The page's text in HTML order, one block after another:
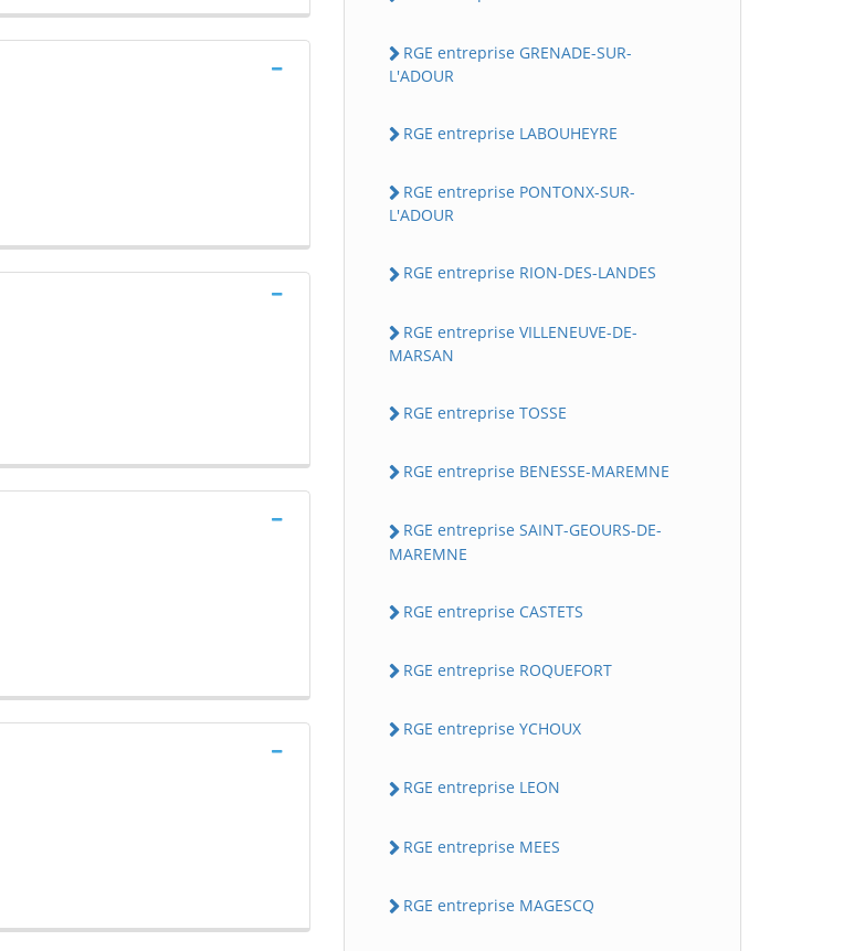
RGE entreprise GRENADE-SUR-
L'ADOUR
RGE entreprise LABOUHEYRE
RGE entreprise PONTONX-SUR-
L'ADOUR
RGE entreprise RION-DES-LANDES
RGE entreprise VILLENEUVE-DE-
MARSAN
RGE entreprise TOSSE
RGE entreprise BENESSE-MAREMNE
RGE entreprise SAINT-GEOURS-DE-
MAREMNE
RGE entreprise CASTETS
RGE entreprise ROQUEFORT
RGE entreprise YCHOUX
RGE entreprise LEON
RGE entreprise MEES
RGE entreprise MAGESCQ